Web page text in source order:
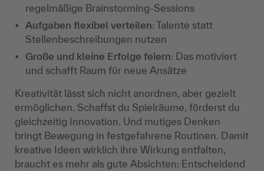
regelmäßige Brainstorming-Sessions
Aufgaben flexibel verteilen: Talente statt
Stellenbeschreibungen nutzen
Große und kleine Erfolge feiern: Das motiviert
und schafft Raum für neue Ansätze
Kreativität lässt sich nicht anordnen, aber gezielt
ermöglichen. Schaffst du Spielräume, förderst du
gleichzeitig Innovation. Und mutiges Denken
bringt Bewegung in festgefahrene Routinen. Damit
kreative Ideen wirklich ihre Wirkung entfalten,
braucht es mehr als gute Absichten: Entscheidend